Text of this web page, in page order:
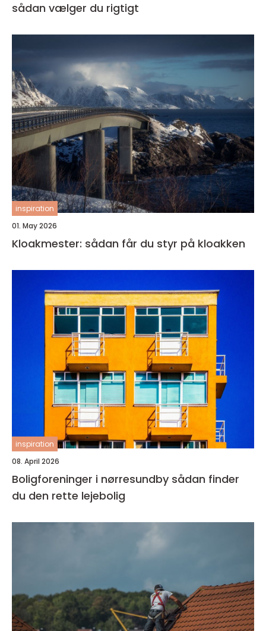
sådan vælger du rigtigt
inspiration
01. May 2026
Kloakmester: sådan får du styr på kloakken
inspiration
08. April 2026
Boligforeninger i nørresundby sådan finder
du den rette lejebolig